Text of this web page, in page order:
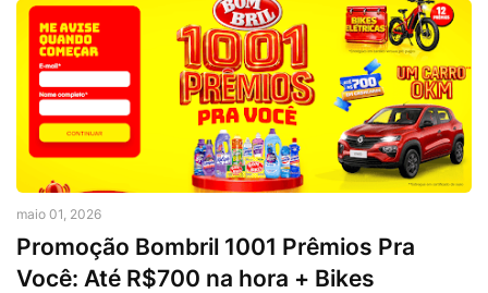
maio 01, 2026
Promoção Bombril 1001 Prêmios Pra
Você: Até R$700 na hora + Bikes